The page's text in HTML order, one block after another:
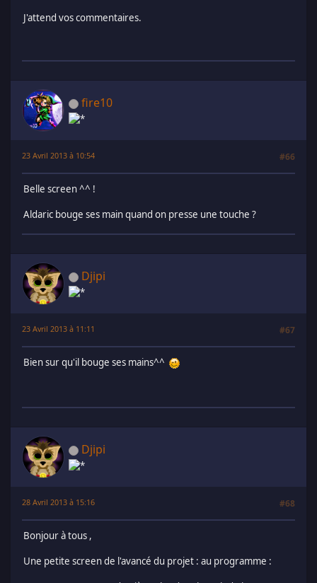
J'attend vos commentaires.
fire10
23 Avril 2013 à 10:54 #66
Belle screen ^^ !
Aldaric bouge ses main quand on presse une touche ?
Djipi
23 Avril 2013 à 11:11 #67
Bien sur qu'il bouge ses mains^^
Djipi
28 Avril 2013 à 15:16 #68
Bonjour à tous ,
Une petite screen de l'avancé du projet : au programme :